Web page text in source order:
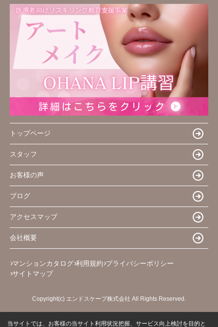
トップページ
スタッフ
お客様の声
ブログ
アクセスマップ
会社概要
マンションカタログ 利用規約 プライバシーポリシー
サイトマップ
Copyright(c) エンドスケープ株式会社 All Rights Reserved.
当サイトでは、お客様の当サイト利用状況把握、サービス向上検討を目的と